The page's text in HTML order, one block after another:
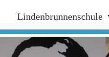
Lindenbrunnenschule